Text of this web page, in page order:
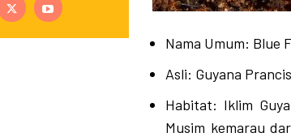
Nama Umum: Blue
Asli: Guyana
Habitat: Iklim
Musim kemarau